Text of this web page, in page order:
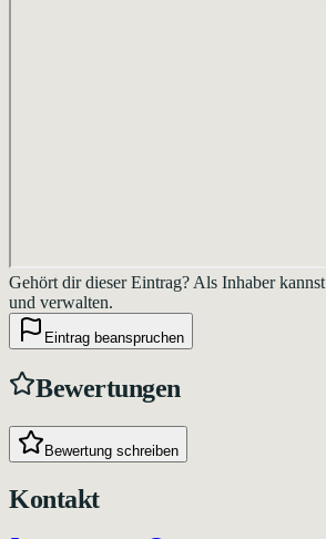
Gehört dir dieser Eintrag? Als Inhaber
und verwalten.
Eintrag beanspruchen
Bewertungen
Bewertung schreiben
Kontakt